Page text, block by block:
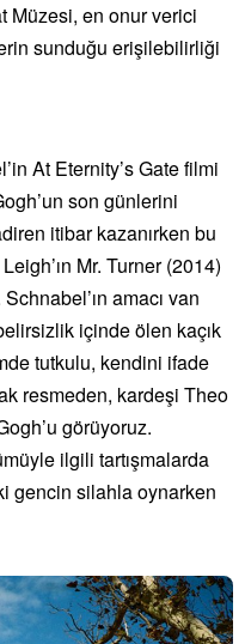
Müzesi, en onur verici
sunduğu erişilebilirliği
At Eternity’s Gate filmi
son günlerini
itibar kazanırken bu
Mr. Turner (2014)
amacı van
içinde ölen kaçık
tutkulu, kendini ifade
resmeden, kardeşi Theo
görüyoruz.
ilgili tartışmalarda
gencin silahla oynarken